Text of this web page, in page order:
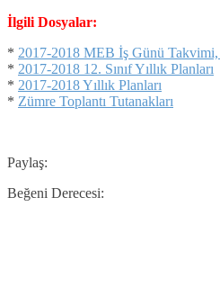
İlgili Dosyalar:
* 2017-2018 MEB İş Günü Takvimi,
* 2017-2018 12. Sınıf Yıllık Planları
* 2017-2018 Yıllık Planları
* Zümre Toplantı Tutanakları
Paylaş:
Beğeni Derecesi: